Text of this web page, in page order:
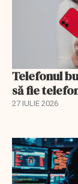
Telefonul
să fie
27 IULIE 2026